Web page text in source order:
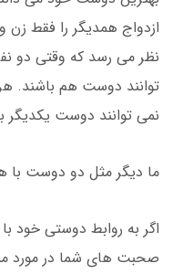
ازدواج همدیگر را فقط زن
نظر می رسد که وقتی دو
توانند دوست هم باشند.
نمی توانند دوست یکدیگر
ما دیگر مثل دو دوست با
اگر به روابط دوستی خود
صحبت های شما در مورد